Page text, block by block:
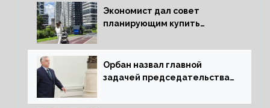
Экономист дал совет
планирующим купить
Орбан назвал главной
задачей председательства
за мир